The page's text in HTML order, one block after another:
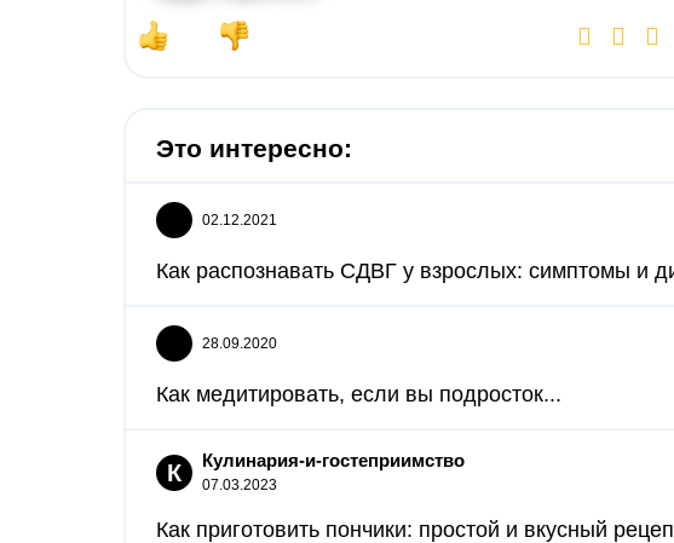
Это интересно:
02.12.2021
Как распознавать СДВГ у взрослых: симптомы и
28.09.2020
Как медитировать, если вы подросток...
К Кулинария-и-гостеприимство
07.03.2023
Как приготовить пончики: простой и вкусный